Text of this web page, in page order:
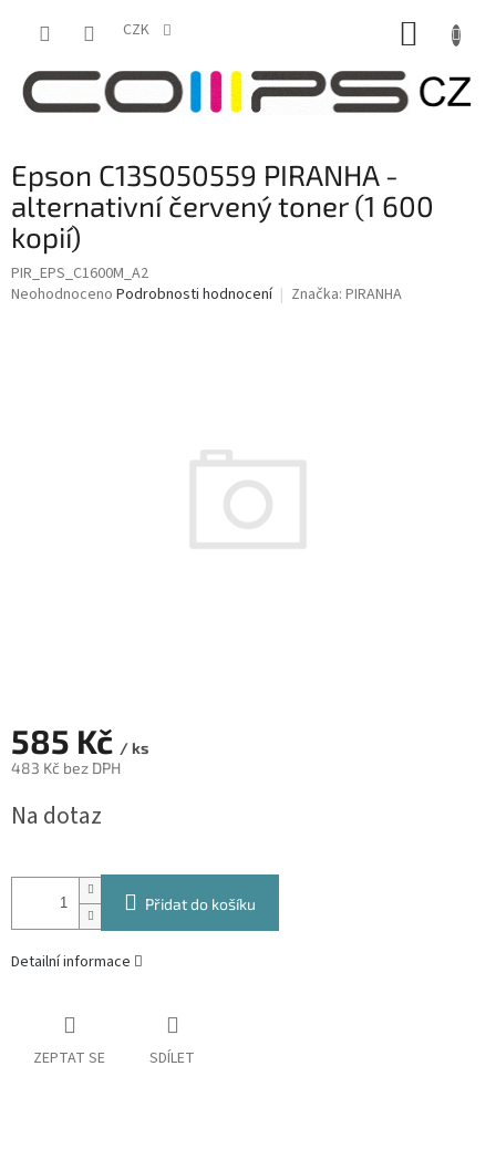
CZK
Epson C13S050559 PIRANHA -
alternativní červený toner (1 600
kopií)
PIR_EPS_C1600M_A2
Průměrné
Neohodnoceno Podrobnosti hodnocení Značka: PIRANHA
585 Kč / ks
483 Kč bez DPH
cena:
Na dotaz
Přidat do košíku
Detailní informace
ZEPTAT SE SDÍLET